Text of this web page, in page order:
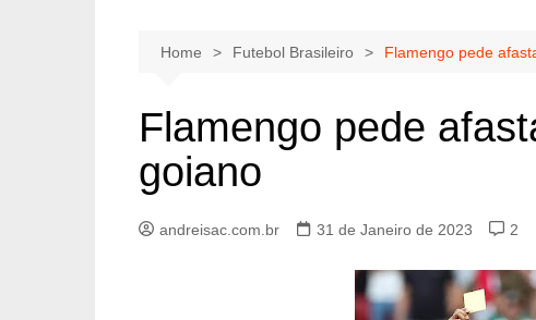
Home Futebol Brasileiro Flamengo pede
Flamengo pede
goiano
andreisac.com.br 31 de Janeiro de 2023 2